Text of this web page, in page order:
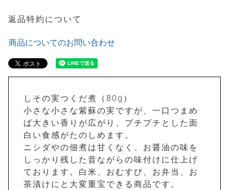
返品特約について
商品についてのお問い合わせ
しその実つくだ煮（80g）
小さな小さな紫蘇の実ですが、一口つまめ
ば大きい香りが広がり、プチプチとした面
白い食感がたのしめます。
ニシダやの佃煮は甘くなく、お醤油の味を
しっかり残した昔ながらの味付けに仕上げ
ております。白米、おむすび、お弁当、お
茶漬けにと大変重宝できる商品です。